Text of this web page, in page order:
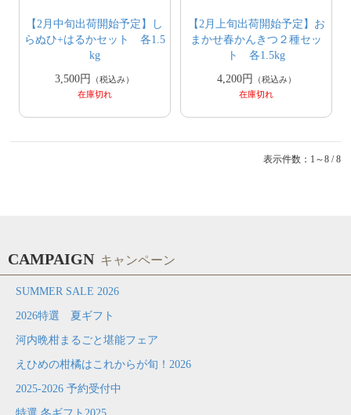
【2月中旬出荷開始予定】し
らぬひ+はるかセット 各1.5
kg
3,500円
（税込み）
在庫切れ
【2月上旬出荷開始予定】お
まかせ春かんきつ２種セッ
ト 各1.5kg
4,200円
（税込み）
在庫切れ
表示件数：1～8 / 8
CAMPAIGN キャンペーン
SUMMER SALE 2026
2026特選 夏ギフト
河内晩柑まるごと堪能フェア
えひめの柑橘はこれからが旬！2026
2025-2026 予約受付中